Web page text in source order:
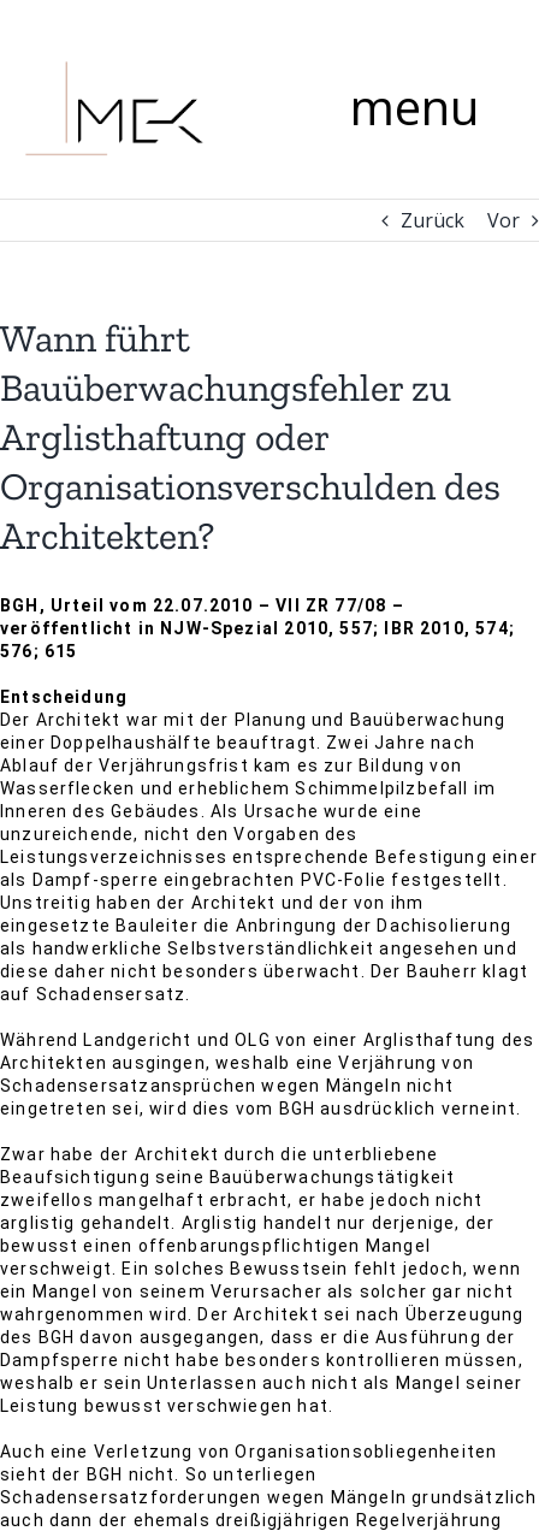
menu
Zurück Vor
Wann führt
Bauüberwachungsfehler zu
Arglisthaftung oder
Organisationsverschulden des
Architekten?
BGH, Urteil vom 22.07.2010 – VII ZR 77/08 –
veröffentlicht in NJW-Spezial 2010, 557; IBR 2010, 574;
576; 615
Entscheidung
Der Architekt war mit der Planung und Bauüberwachung
einer Doppelhaushälfte beauftragt. Zwei Jahre nach
Ablauf der Verjährungsfrist kam es zur Bildung von
Wasserflecken und erheblichem Schimmelpilzbefall im
Inneren des Gebäudes. Als Ursache wurde eine
unzureichende, nicht den Vorgaben des
Leistungsverzeichnisses entsprechende Befestigung einer
als Dampf-sperre eingebrachten PVC-Folie festgestellt.
Unstreitig haben der Architekt und der von ihm
eingesetzte Bauleiter die Anbringung der Dachisolierung
als handwerkliche Selbstverständlichkeit angesehen und
diese daher nicht besonders überwacht. Der Bauherr klagt
auf Schadensersatz.
Während Landgericht und OLG von einer Arglisthaftung des
Architekten ausgingen, weshalb eine Verjährung von
Schadensersatzansprüchen wegen Mängeln nicht
eingetreten sei, wird dies vom BGH ausdrücklich verneint.
Zwar habe der Architekt durch die unterbliebene
Beaufsichtigung seine Bauüberwachungstätigkeit
zweifellos mangelhaft erbracht, er habe jedoch nicht
arglistig gehandelt. Arglistig handelt nur derjenige, der
bewusst einen offenbarungspflichtigen Mangel
verschweigt. Ein solches Bewusstsein fehlt jedoch, wenn
ein Mangel von seinem Verursacher als solcher gar nicht
wahrgenommen wird. Der Architekt sei nach Überzeugung
des BGH davon ausgegangen, dass er die Ausführung der
Dampfsperre nicht habe besonders kontrollieren müssen,
weshalb er sein Unterlassen auch nicht als Mangel seiner
Leistung bewusst verschwiegen hat.
Auch eine Verletzung von Organisationsobliegenheiten
sieht der BGH nicht. So unterliegen
Schadensersatzforderungen wegen Mängeln grundsätzlich
auch dann der ehemals dreißigjährigen Regelverjährung